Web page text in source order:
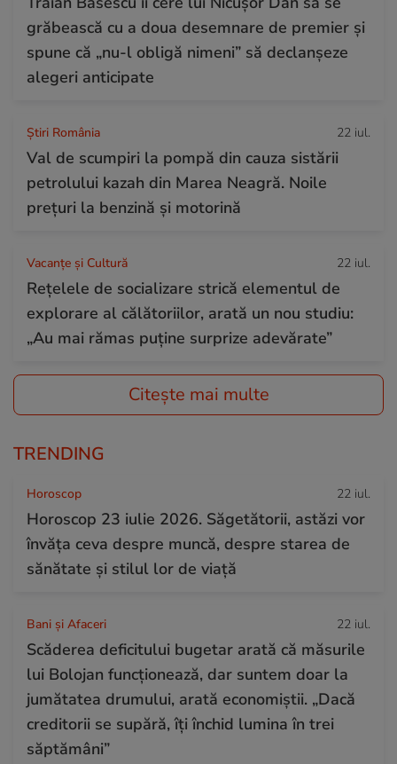
grăbească cu a doua desemnare de premier și
spune că „nu-l obligă nimeni” să declanșeze
alegeri anticipate
Știri România 22 iul.
Val de scumpiri la pompă din cauza sistării
petrolului kazah din Marea Neagră. Noile
prețuri la benzină și motorină
Vacanțe și Cultură 22 iul.
Rețelele de socializare strică elementul de
explorare al călătoriilor, arată un nou studiu:
„Au mai rămas puține surprize adevărate”
Citește mai multe
TRENDING
Horoscop 22 iul.
Horoscop 23 iulie 2026. Săgetătorii, astăzi vor
învăța ceva despre muncă, despre starea de
sănătate și stilul lor de viață
Bani și Afaceri 22 iul.
Scăderea deficitului bugetar arată că măsurile
lui Bolojan funcționează, dar suntem doar la
jumătatea drumului, arată economiștii. „Dacă
creditorii se supără, îți închid lumina în trei
săptămâni”